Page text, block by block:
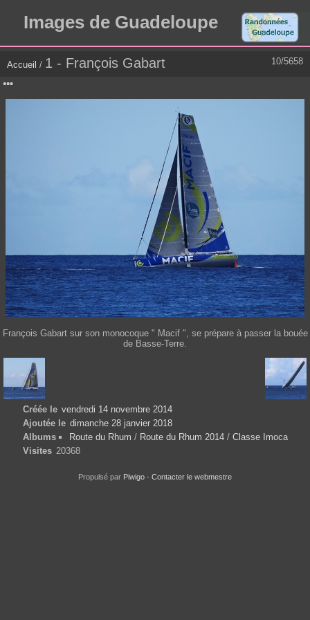
Images de Guadeloupe
10/5658
Accueil / 1 - François Gabart
François Gabart sur son monocoque " Macif ", se prépare à passer la bouée
de Basse-Terre.
Créée le vendredi 14 novembre 2014
Ajoutée le dimanche 28 janvier 2018
Albums
Route du Rhum / Route du Rhum 2014 / Classe Imoca
Visites 20368
Propulsé par Piwigo - Contacter le webmestre